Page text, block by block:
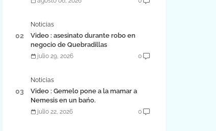
Noticias
Video : asesinato durante robo en
negocio de Quebradillas
julio 29, 2026 0
Noticias
Video : Gemelo pone a la mamar a
Nemesis en un bańo.
julio 22, 2026 0